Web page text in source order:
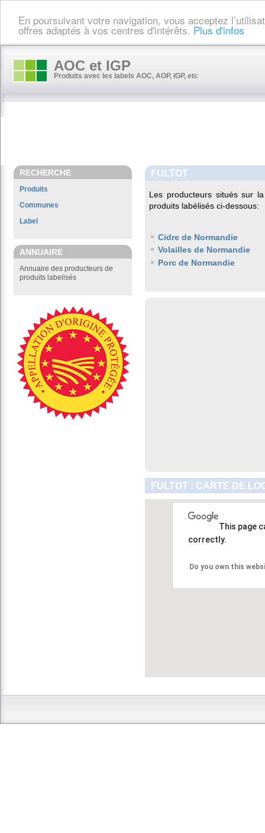
En poursuivant votre navigation, vous acceptez
offres adaptés à vos centres d'intérêts. Plus d'infos
AOC et IGP
Produits avec les labels AOC, AOP, IGP, etc
RECHERCHE
Produits
Communes
Label
ANNUAIRE
Annuaire des producteurs de
produits labelisés
FULTOT
Les producteurs situés sur
produits labélisés ci-dessous:
Cidre de Normandie
Volailles de Normandie
Porc de Normandie
FULTOT : CARTE DE
This page
correctly.
Do you own this